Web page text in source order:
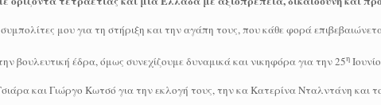
μου για τη στήριξη και την αγάπη τους, που κάθε φορά
βουλευτική έδρα, όμως συνεχίζουμε δυναμικά και νικηφόρα για την 25η
και Γιώργο Κωτσό για την εκλογή τους, την κα Κατερίνα Νταλντάνη και